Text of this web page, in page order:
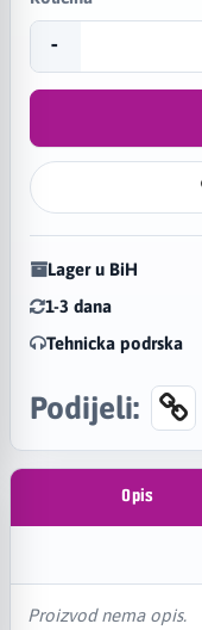
-
Lager u BiH
1-3 dana
Tehnicka podrska
Podijeli:
Opis
Proizvod nema opis.